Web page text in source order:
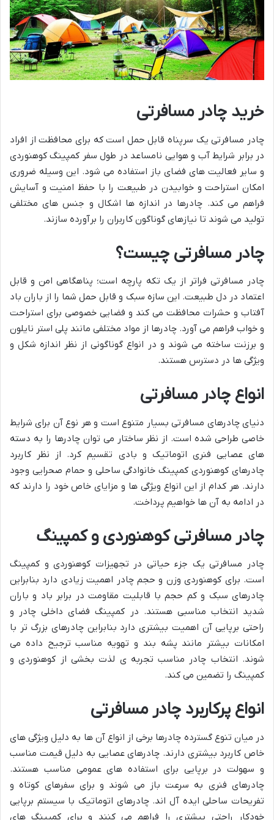
خرید چادر مسافرتی
چادر مسافرتی یک سرپناه قابل حمل است که برای محافظت از افراد
در برابر شرایط آب و هوایی نامساعد در طول سفر کمپینگ کوهنوردی
و سایر فعالیت های فضای باز استفاده می شود. این وسیله ضروری
امکان استراحت و خوابیدن در طبیعت را با حفظ امنیت و آسایش
فراهم می کند. چادرها در اندازه ها اشکال و جنس های مختلفی
تولید می شوند تا نیازهای گوناگون کاربران را برآورده سازند.
چادر مسافرتی چیست؟
چادر مسافرتی فراتر از یک تکه پارچه است؛ پناهگاهی امن و قابل
اعتماد در دل طبیعت. این سازه سبک و قابل حمل شما را از باران باد
آفتاب و حشرات محافظت می کند و فضایی خصوصی برای استراحت
و خواب فراهم می آورد. چادرها از مواد مختلفی مانند پلی استر نایلون
و برزنت ساخته می شوند و در انواع گوناگونی از نظر اندازه شکل و
ویژگی ها در دسترس هستند.
انواع چادر مسافرتی
دنیای چادرهای مسافرتی بسیار متنوع است و هر نوع آن برای شرایط
خاصی طراحی شده است. از نظر ساختار می توان چادرها را به دسته
های عصایی فنری اتوماتیک و بادی تقسیم کرد. از نظر کاربرد
چادرهای کوهنوردی کمپینگ خانوادگی ساحلی و حمام صحرایی وجود
دارند. هر کدام از این انواع ویژگی ها و مزایای خاص خود را دارند که
در ادامه به آن ها خواهیم پرداخت.
چادر مسافرتی کوهنوردی و کمپینگ
چادر مسافرتی یک جزء حیاتی در تجهیزات کوهنوردی و کمپینگ
است. برای کوهنوردی وزن و حجم چادر اهمیت زیادی دارد بنابراین
چادرهای سبک و کم حجم با قابلیت مقاومت در برابر باد و باران
شدید انتخاب مناسبی هستند. در کمپینگ فضای داخلی چادر و
راحتی برپایی آن اهمیت بیشتری دارد بنابراین چادرهای بزرگ تر با
امکانات بیشتر مانند پشه بند و تهویه مناسب ترجیح داده می
شوند. انتخاب چادر مناسب تجربه ی لذت بخشی از کوهنوردی و
کمپینگ را تضمین می کند.
انواع پرکاربرد چادر مسافرتی
در میان تنوع گسترده چادرها برخی از انواع آن ها به دلیل ویژگی های
خاص کاربرد بیشتری دارند. چادرهای عصایی به دلیل قیمت مناسب
و سهولت در برپایی برای استفاده های عمومی مناسب هستند.
چادرهای فنری به سرعت باز می شوند و برای سفرهای کوتاه و
تفریحات ساحلی ایده آل اند. چادرهای اتوماتیک با سیستم برپایی
خودکار راحتی بیشتری را فراهم می کنند و برای کمپینگ های